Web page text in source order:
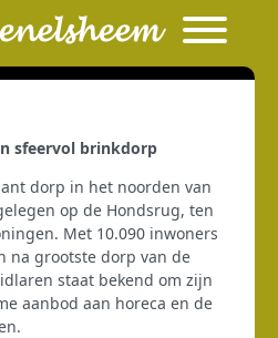
sfeervol brinkdorp
dorp in het noorden van
op de Hondsrug, ten
Met 10.090 inwoners
na grootste dorp van de
staat bekend om zijn
aanbod aan horeca en de